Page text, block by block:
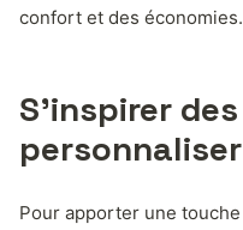
confort et des économies.
S’inspirer
Pour apporter une